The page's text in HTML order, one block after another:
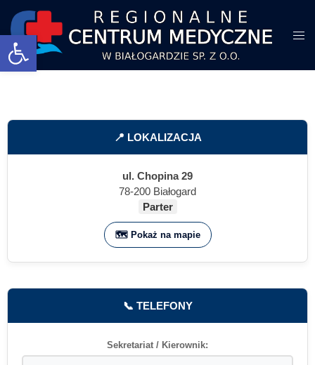
Otwórz pasek narzędzi
📍 LOKALIZACJA
ul. Chopina 29
78-200 Białogard
Parter
🗺️ Pokaż na mapie
📞 TELEFONY
Sekretariat / Kierownik: